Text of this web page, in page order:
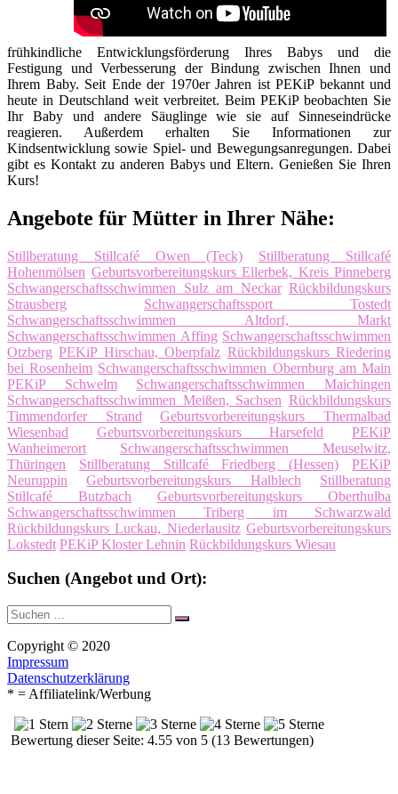
frühkindliche Entwicklungsförderung Ihres Babys und die
Festigung und Verbesserung der Bindung zwischen Ihnen und
Ihrem Baby. Seit Ende der 1970er Jahren ist PEKiP bekannt und
heute in Deutschland weit verbreitet. Beim PEKiP beobachten Sie
Ihr Baby und andere Säuglinge wie sie auf Sinneseindrücke
reagieren. Außerdem erhalten Sie Informationen zur
Kindsentwicklung sowie Spiel- und Bewegungsanregungen. Dabei
gibt es Kontakt zu anderen Babys und Eltern. Genießen Sie Ihren
Kurs!
Angebote für Mütter in Ihrer Nähe:
Stillberatung Stillcafé Owen (Teck)
Stillberatung Stillcafé
Hohenmölsen Geburtsvorbereitungskurs Ellerbek, Kreis Pinneberg
Schwangerschaftsschwimmen Sulz am Neckar Rückbildungskurs
Strausberg
Schwangerschaftssport Tostedt
Schwangerschaftsschwimmen Altdorf, Markt
Schwangerschaftsschwimmen Affing Schwangerschaftsschwimmen
Otzberg PEKiP Hirschau, Oberpfalz Rückbildungskurs Riedering
bei Rosenheim Schwangerschaftsschwimmen Obernburg am Main
PEKiP Schwelm
Schwangerschaftsschwimmen Maichingen
Schwangerschaftsschwimmen Meißen, Sachsen Rückbildungskurs
Timmendorfer Strand
Geburtsvorbereitungskurs Thermalbad
Wiesenbad
Geburtsvorbereitungskurs Harsefeld
PEKiP
Wanheimerort
Schwangerschaftsschwimmen Meuselwitz,
Thüringen
Stillberatung Stillcafé Friedberg (Hessen)
PEKiP
Neuruppin
Geburtsvorbereitungskurs Halblech
Stillberatung
Stillcafé Butzbach
Geburtsvorbereitungskurs Oberthulba
Schwangerschaftsschwimmen Triberg im Schwarzwald
Rückbildungskurs Luckau, Niederlausitz Geburtsvorbereitungskurs
Lokstedt PEKiP Kloster Lehnin Rückbildungskurs Wiesau
Suchen (Angebot und Ort):
Suche
nach:
Suchen
Copyright © 2020
Impressum
Datenschutzerklärung
* = Affiliatelink/Werbung
Bewertung dieser Seite: 4.55 von 5 (13 Bewertungen)